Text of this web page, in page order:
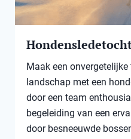
Maak een
landschap met een
door een team
begeleiding van een
door besneeuwde